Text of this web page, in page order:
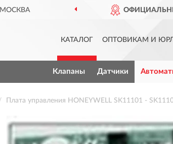
МОСКВА
КАТАЛОГ ОПТОВИКАМ И
Клапаны Датчики
Плата управления HONEYWELL SK11101 -